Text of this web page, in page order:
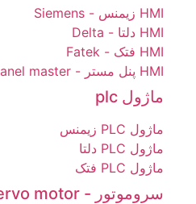
HMI زیمنس - Siemens
HMI دلتا - Delta
HMI فتک - Fatek
HMI پنل مستر - Panel master
ماژول plc
ماژول PLC زیمنس
ماژول PLC دلتا
ماژول PLC فتک
سروموتور - Servo motor